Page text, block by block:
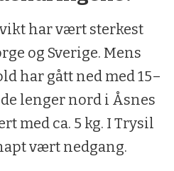
har vært sterkest
og Sverige. Mens
har gått ned med 15–
de lenger nord i Åsnes
med ca. 5 kg. I Trysil
vært nedgang.